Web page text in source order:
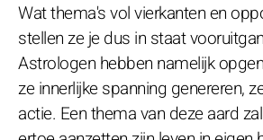
Wat thema's vol vierkanten en
stellen ze je dus in staat
Astrologen hebben namelijk
ze innerlijke spanning genereren,
actie. Een thema van deze aard